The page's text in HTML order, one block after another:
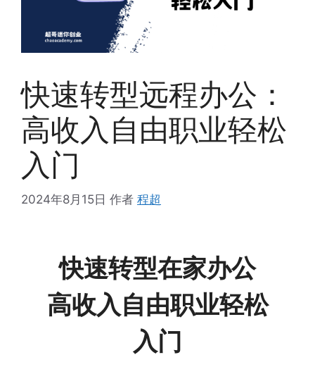
快速转型远程办公：
高收入自由职业轻松
入门
2024年8月15日 作者 程超
快速转型在家办公
高收入自由职业轻松
入门